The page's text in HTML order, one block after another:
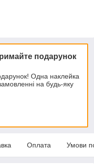
подарунок
Одна наклейка
на будь-яку
Оплата Умови